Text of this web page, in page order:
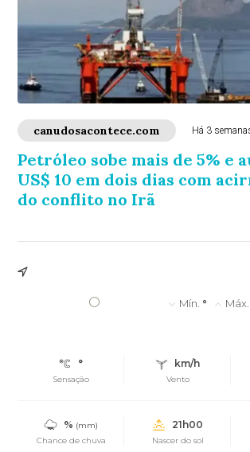
canudosacontece.com Há 3
Petróleo sobe mais de 5% e
US$ 10 em dois dias com
do conflito no Irã
° Mín. ° Máx.
°
Sensação
km/h
Vento
% (mm)
Chance de chuva
21h00
Nascer do sol